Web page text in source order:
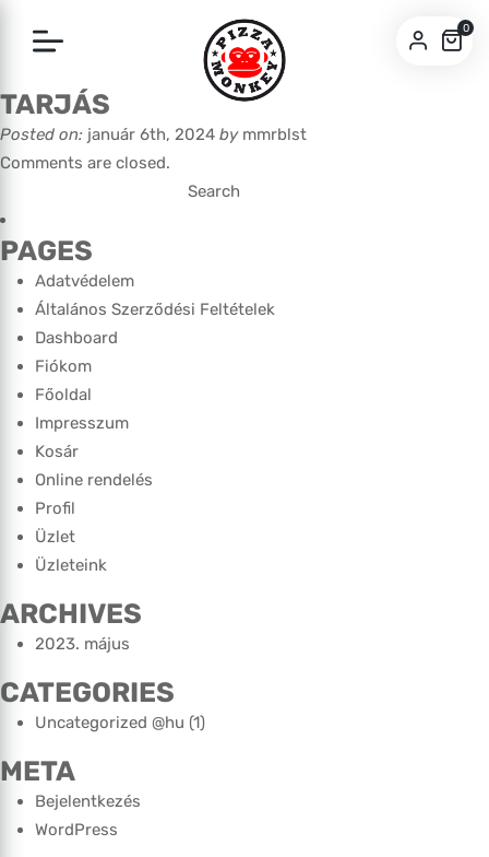
0
TARJÁS
Posted on: január 6th, 2024 bymmrblst
Comments are closed.
for:
PAGES
Adatvédelem
Általános Szerződési Feltételek
Dashboard
Fiókom
Főoldal
Impresszum
Kosár
Online rendelés
Profil
Üzlet
Üzleteink
ARCHIVES
2023. május
CATEGORIES
Uncategorized @hu (1)
META
Bejelentkezés
WordPress